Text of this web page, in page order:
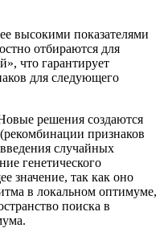
высокими показателями
отбираются для
что гарантирует
для следующего
решения создаются
(рекомбинации признаков
случайных
генетического
значение, так как оно
в локальном оптимуме,
поиска в